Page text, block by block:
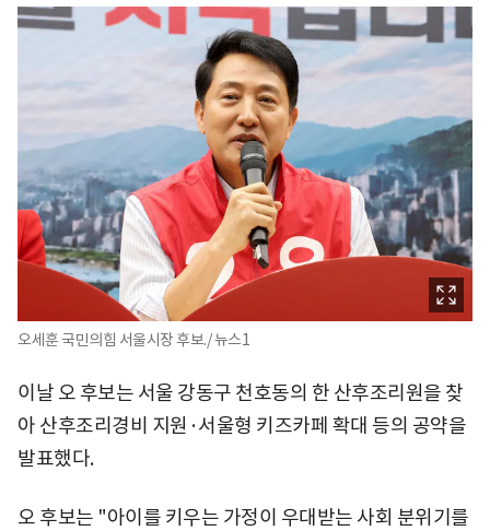
오세훈 국민의힘 서울시장 후보./ 뉴스1
이날 오 후보는 서울 강동구 천호동의 한 산후조리원을 찾
아 산후조리경비 지원·서울형 키즈카페 확대 등의 공약을
발표했다.
오 후보는 "아이를 키우는 가정이 우대받는 사회 분위기를